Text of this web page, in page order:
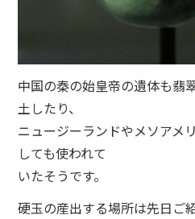
中国の秦の始皇帝の遺体も翡
土したり、
ニュージーランドやメソアメ
しても使われて
いたそうです。
硬玉の産出する場所は先日ご